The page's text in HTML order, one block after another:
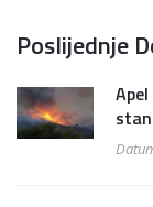
Poslijednje